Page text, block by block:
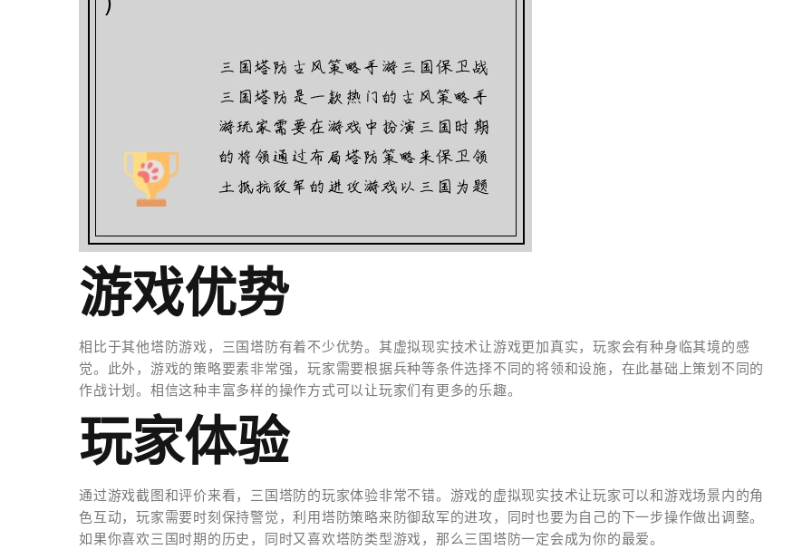
游戏优势
相比于其他塔防游戏，三国塔防有着不少优势。其虚拟现实技术让游戏更加真实，玩家会有种身临其境的感
觉。此外，游戏的策略要素非常强，玩家需要根据兵种等条件选择不同的将领和设施，在此基础上策划不同的
作战计划。相信这种丰富多样的操作方式可以让玩家们有更多的乐趣。
玩家体验
通过游戏截图和评价来看，三国塔防的玩家体验非常不错。游戏的虚拟现实技术让玩家可以和游戏场景内的角
色互动，玩家需要时刻保持警觉，利用塔防策略来防御敌军的进攻，同时也要为自己的下一步操作做出调整。
如果你喜欢三国时期的历史，同时又喜欢塔防类型游戏，那么三国塔防一定会成为你的最爱。